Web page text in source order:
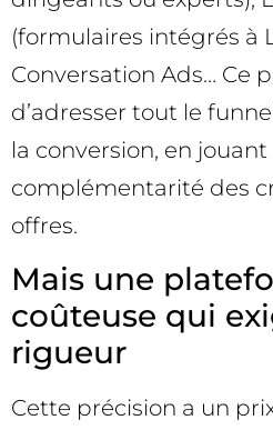
(formulaires intégrés à
Conversation Ads… Ce
d’adresser tout le
la conversion, en jouant
complémentarité des
offres.
Mais une
coûteuse qui
rigueur
Cette précision a un